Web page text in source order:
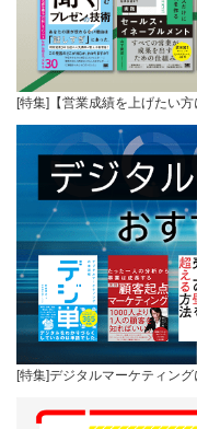
[特集]【営業成績を上げたい
[特集]デジタルマーケティン